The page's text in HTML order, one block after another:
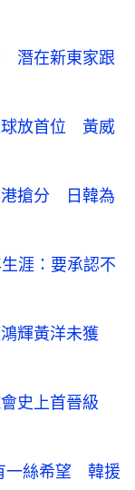
潛在新東家跟
球放首位 黃威
港搶分 日韓為
涯：要承認不
輝黃洋未獲
史上首晉級
一絲希望 韓援